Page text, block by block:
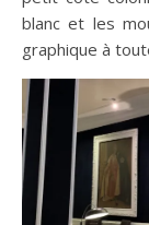
blanc et les
graphique à